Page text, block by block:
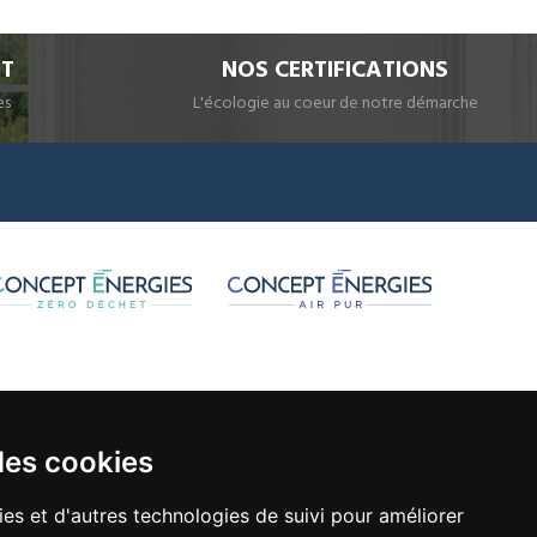
cookies
et d'autres technologies de suivi pour améliorer
NOS CERTIFICATIONS
L'écologie au coeur de notre démarche